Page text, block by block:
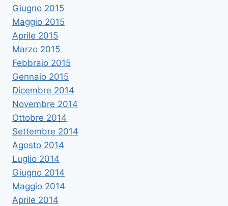
Giugno 2015
Maggio 2015
Aprile 2015
Marzo 2015
Febbraio 2015
Gennaio 2015
Dicembre 2014
Novembre 2014
Ottobre 2014
Settembre 2014
Agosto 2014
Luglio 2014
Giugno 2014
Maggio 2014
Aprile 2014